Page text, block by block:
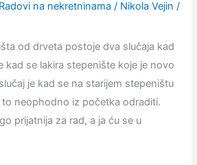
Radovi na nekretninama / Nikola Vejin/
od drveta postoje dva slučaja kad
kad se lakira stepenište koje je novo
je kad se na starijem stepeništu
neophodno iz početka odraditi.
prijatnija za rad, a ja ću se u